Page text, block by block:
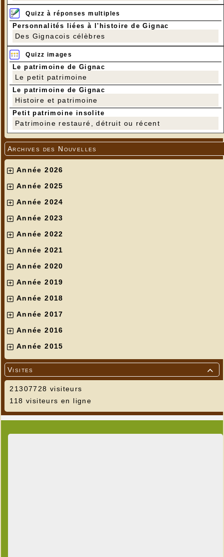
Quizz à réponses multiples
Personnalités liées à l'histoire de Gignac
Des Gignacois célèbres
Quizz images
Le patrimoine de Gignac
Le petit patrimoine
Le patrimoine de Gignac
Histoire et patrimoine
Petit patrimoine insolite
Patrimoine restauré, détruit ou récent
Archives des Nouvelles
Année 2026
Année 2025
Année 2024
Année 2023
Année 2022
Année 2021
Année 2020
Année 2019
Année 2018
Année 2017
Année 2016
Année 2015

Visites
21307728 visiteurs
118 visiteurs en ligne